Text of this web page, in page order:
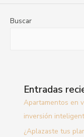
Buscar
Entradas
Apartamentos en
inversión
¿Aplazaste tus